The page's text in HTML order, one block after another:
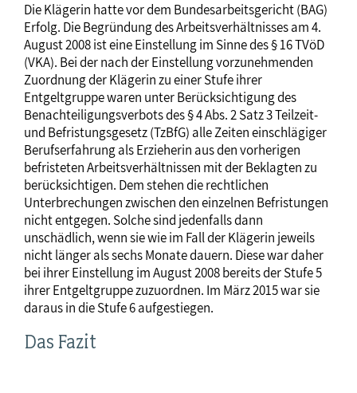
Die Klägerin hatte vor dem Bundesarbeitsgericht (BAG)
Erfolg. Die Begründung des Arbeitsverhältnisses am 4.
August 2008 ist eine Einstellung im Sinne des § 16 TVöD
(VKA). Bei der nach der Einstellung vorzunehmenden
Zuordnung der Klägerin zu einer Stufe ihrer
Entgeltgruppe waren unter Berücksichtigung des
Benachteiligungsverbots des § 4 Abs. 2 Satz 3 Teilzeit-
und Befristungsgesetz (TzBfG) alle Zeiten einschlägiger
Berufserfahrung als Erzieherin aus den vorherigen
befristeten Arbeitsverhältnissen mit der Beklagten zu
berücksichtigen. Dem stehen die rechtlichen
Unterbrechungen zwischen den einzelnen Befristungen
nicht entgegen. Solche sind jedenfalls dann
unschädlich, wenn sie wie im Fall der Klägerin jeweils
nicht länger als sechs Monate dauern. Diese war daher
bei ihrer Einstellung im August 2008 bereits der Stufe 5
ihrer Entgeltgruppe zuzuordnen. Im März 2015 war sie
daraus in die Stufe 6 aufgestiegen.
Das Fazit